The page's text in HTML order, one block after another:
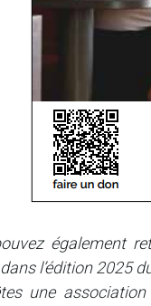
également
l’édition 2025
une